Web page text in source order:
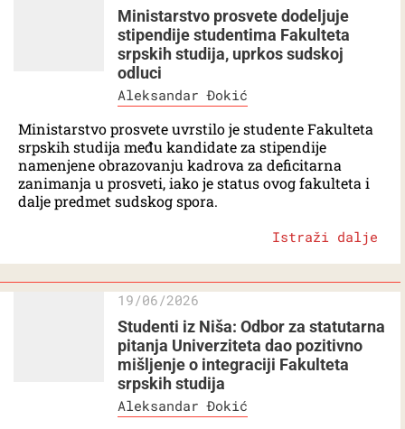
Ministarstvo prosvete dodeljuje
stipendije studentima Fakulteta
srpskih studija, uprkos sudskoj
odluci
Aleksandar Đokić
Ministarstvo prosvete uvrstilo je studente Fakulteta
srpskih studija među kandidate za stipendije
namenjene obrazovanju kadrova za deficitarna
zanimanja u prosveti, iako je status ovog fakulteta i
dalje predmet sudskog spora.
Istraži dalje
19/06/2026
Studenti iz Niša: Odbor za statutarna
pitanja Univerziteta dao pozitivno
mišljenje o integraciji Fakulteta
srpskih studija
Aleksandar Đokić